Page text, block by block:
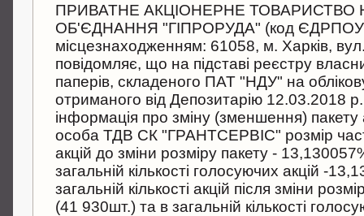
ПРИВАТНЕ АКЦІОНЕРНЕ
ОБ'ЄДНАННЯ "ГІПРОРУДА" (код ЄДРПОУ
місцезнаходженням: 61058, м. Харків,
повідомляє, що на підставі реєстру
паперів, складеного ПАТ "НДУ" на
отриманого від Депозитарію 12.03.2018
інформація про зміну (зменшення)
особа ТДВ СК "ГРАНТСЕРВІС" розмiр
акцiй до змiни розмiру пакету -
загальнiй кiлькостi голосуючих акцій -
загальнiй кiлькостi акцiй пiсля змiни
(41 930шт.) та в загальнiй кiлькостi